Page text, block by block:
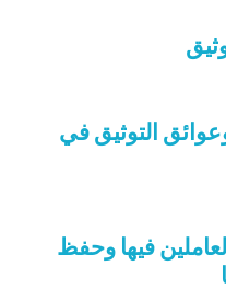
التوثيق في
فيها وحفظ